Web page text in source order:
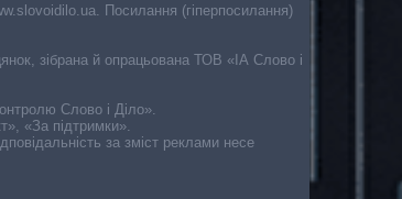
Посилання (гіперпосилання)
зібрана й опрацьована ТОВ «ІА Слово і
Слово і Діло».
«За підтримки».
за зміст реклами несе